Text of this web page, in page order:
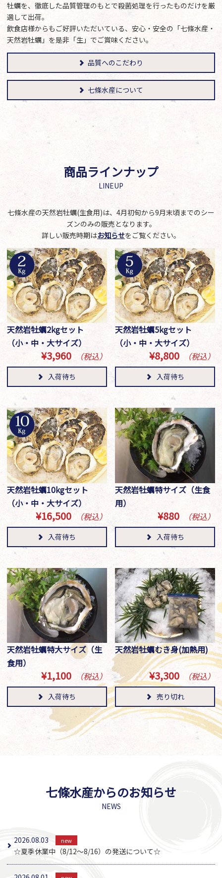
牡蠣を、徹底した品質管理のもとで殺菌処理を行ったものだけを厳
選して出荷。
飲食店様からもご好評いただいている、安心・安全の「七條水産・
天然岩牡蠣」を是非「生」でご賞味ください。
品質へのこだわり
七條水産について
商品ラインナップ
LINEUP
七條水産の天然岩牡蠣(生食用)は、4月初旬から9月末頃までのシー
ズンのみの販売となります。
詳しい販売時期はお知らせをご覧ください。
天然岩牡蠣2kgセット
（小・中・大サイズ）
¥3,960 （税込）
入荷待ち
天然岩牡蠣5kgセット
（小・中・大サイズ）
¥8,800 （税込）
入荷待ち
天然岩牡蠣10kgセット
（小・中・大サイズ）
¥16,500 （税込）
入荷待ち
天然岩牡蠣特サイズ（生食
用）
¥880 （税込）
入荷待ち
天然岩牡蠣特大サイズ（生
食用）
¥1,100 （税込）
入荷待ち
天然岩牡蠣むき身(加熱用)
¥3,300 （税込）
売り切れ
七條水産からのお知らせ
NEWS
2026.08.03 new
☆夏季休業中（8/12～8/16）の発送について☆